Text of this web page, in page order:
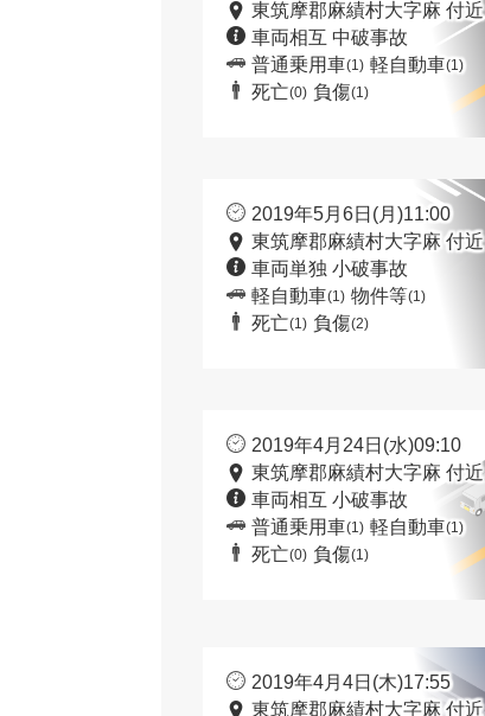
東筑摩郡麻績村大字麻 付近
車両相互 中破事故
普通乗用車(1) 軽自動車(1)
死亡(0) 負傷(1)
2019年5月6日(月)11:00
東筑摩郡麻績村大字麻 付近
車両単独 小破事故
軽自動車(1) 物件等(1)
死亡(1) 負傷(2)
2019年4月24日(水)09:10
東筑摩郡麻績村大字麻 付近
車両相互 小破事故
普通乗用車(1) 軽自動車(1)
死亡(0) 負傷(1)
2019年4月4日(木)17:55
東筑摩郡麻績村大字麻 付近